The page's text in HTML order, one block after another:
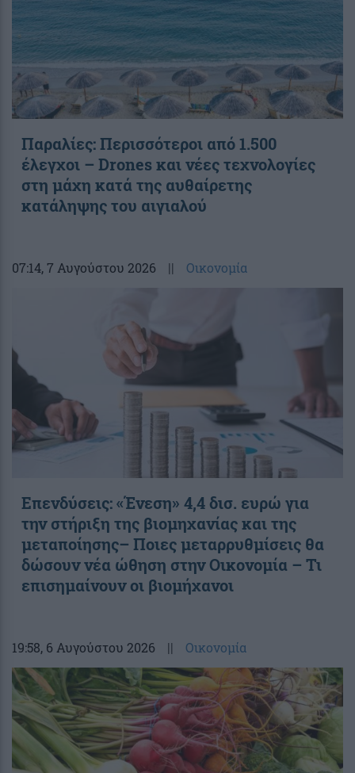
Παραλίες: Περισσότεροι από 1.500
έλεγχοι – Drones και νέες τεχνολογίες
στη μάχη κατά της αυθαίρετης
κατάληψης του αιγιαλού
07:14, 7 Αυγούστου 2026 || Οικονομία
Επενδύσεις: «Ένεση» 4,4 δισ. ευρώ για
την στήριξη της βιομηχανίας και της
μεταποίησης– Ποιες μεταρρυθμίσεις θα
δώσουν νέα ώθηση στην Οικονομία – Τι
επισημαίνουν οι βιομήχανοι
19:58, 6 Αυγούστου 2026 || Οικονομία